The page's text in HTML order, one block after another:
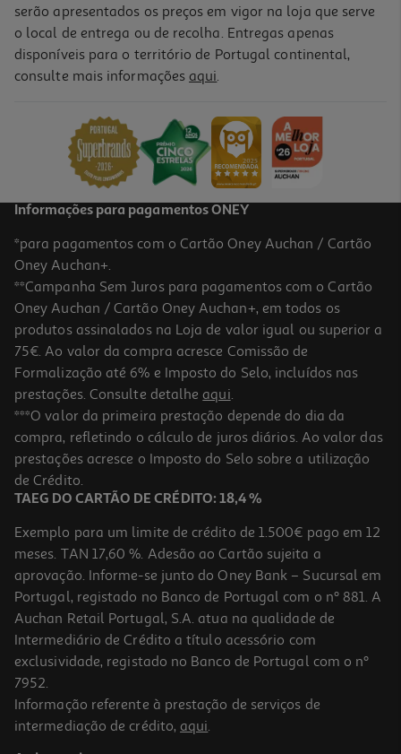
Smartwatch Cmf By Nothing Watch 3 Pro Light Grey
99,99 €
Smartwatch Oppo Watch S Prata +strap 22m Cinza
169.99 €/un
169,99 €
Smartwatch Oppo Watch X3 Titânio Cinza
serão apresentados os preços em vigor na loja que serve
o local de entrega ou de recolha. Entregas apenas
disponíveis para o território de Portugal continental,
consulte mais informações aqui.
Informações para pagamentos ONEY
*para pagamentos com o Cartão Oney Auchan / Cartão
Oney Auchan+.
**Campanha Sem Juros para pagamentos com o Cartão
Oney Auchan / Cartão Oney Auchan+, em todos os
produtos assinalados na Loja de valor igual ou superior a
75€. Ao valor da compra acresce Comissão de
Formalização até 6% e Imposto do Selo, incluídos nas
prestações. Consulte detalhe aqui.
***O valor da primeira prestação depende do dia da
compra, refletindo o cálculo de juros diários. Ao valor das
prestações acresce o Imposto do Selo sobre a utilização
de Crédito.
TAEG DO CARTÃO DE CRÉDITO: 18,4 %
Exemplo para um limite de crédito de 1.500€ pago em 12
meses. TAN 17,60 %. Adesão ao Cartão sujeita a
aprovação. Informe-se junto do Oney Bank – Sucursal em
Portugal, registado no Banco de Portugal com o nº 881. A
Auchan Retail Portugal, S.A. atua na qualidade de
Intermediário de Crédito a título acessório com
exclusividade, registado no Banco de Portugal com o nº
7952.
Informação referente à prestação de serviços de
intermediação de crédito, aqui.